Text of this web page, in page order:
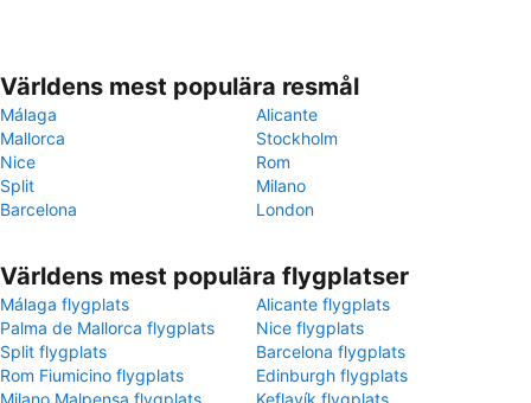
Världens mest populära resmål
Málaga
Alicante
Mallorca
Stockholm
Nice
Rom
Split
Milano
Barcelona
London
Världens mest populära flygplatser
Málaga flygplats
Alicante flygplats
Palma de Mallorca flygplats
Nice flygplats
Split flygplats
Barcelona flygplats
Rom Fiumicino flygplats
Edinburgh flygplats
Milano Malpensa flygplats
Keflavík flygplats